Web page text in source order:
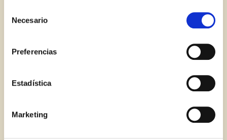
la web aparece cómo evitar las cookies en el navegador.
Si se desea ver otra vez esta notificación navegar en
privado y aparecerá de nuevo. Le informamos que aún
no habiendo aceptado las cookies de analytics, Google
identifican de ninguna forma.
Necesario
Preferencias
Estadística
Marketing